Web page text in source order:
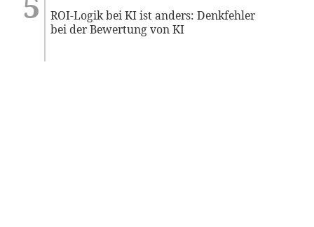
ROI-Logik bei KI ist anders: Denkfehler
bei der Bewertung von KI